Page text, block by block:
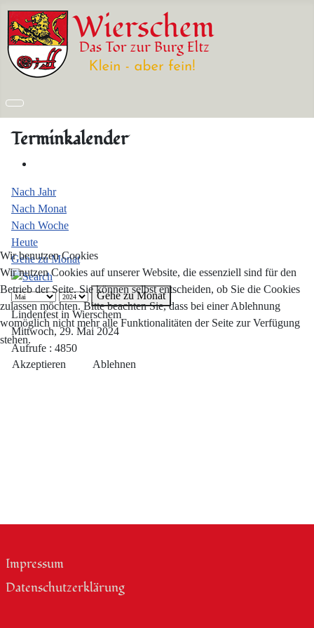
Terminkalender
Nach Jahr
Nach Monat
Nach Woche
Heute
Gehe zu Monat
Gehe zu Monat
Lindenfest in Wierschem
Mittwoch, 29. Mai 2024
Aufrufe : 4850
Impressum
Datenschutzerklärung
Wir benutzen Cookies
Wir nutzen Cookies auf unserer Website, die essenziell sind für den
Betrieb der Seite. Sie können selbst entscheiden, ob Sie die Cookies
zulassen möchten. Bitte beachten Sie, dass bei einer Ablehnung
womöglich nicht mehr alle Funktionalitäten der Seite zur Verfügung
stehen.
Akzeptieren Ablehnen